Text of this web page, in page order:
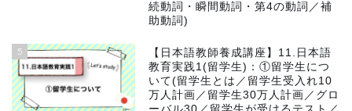
続動詞・瞬間動詞・第4の動詞／補
助動詞)
5
【日本語教師養成講座】11.日本語
教育実践1(留学生)：①留学生につ
いて(留学生とは／留学生受入れ10
万人計画／留学生30万人計画／グロ